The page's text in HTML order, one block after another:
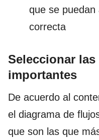
que se puedan
correcta
Seleccionar
importantes
De acuerdo al
el diagrama de
que son las que